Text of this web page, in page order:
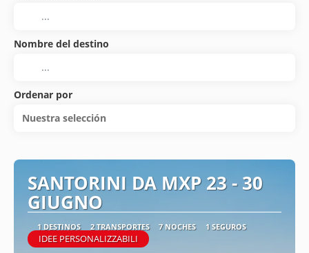
Nombre del destino
Ordenar por
Nuestra selección
SANTORINI DA MXP 23 - 30
GIUGNO
1 DESTINOS 2 TRANSPORTES 7 NOCHES 1 SEGUROS
IDEE PERSONALIZZABILI